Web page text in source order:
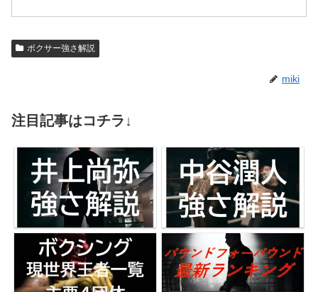
ボクサー強さ解説
miki
注目記事はコチラ↓